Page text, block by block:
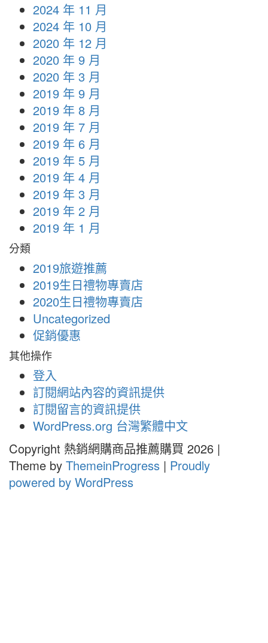
2024 年 11 月
2024 年 10 月
2020 年 12 月
2020 年 9 月
2020 年 3 月
2019 年 9 月
2019 年 8 月
2019 年 7 月
2019 年 6 月
2019 年 5 月
2019 年 4 月
2019 年 3 月
2019 年 2 月
2019 年 1 月
分類
2019旅遊推薦
2019生日禮物專賣店
2020生日禮物專賣店
Uncategorized
促銷優惠
其他操作
登入
訂閱網站內容的資訊提供
訂閱留言的資訊提供
WordPress.org 台灣繁體中文
Copyright 熱銷網購商品推薦購買 2026 |
Theme by ThemeinProgress | Proudly
powered by WordPress